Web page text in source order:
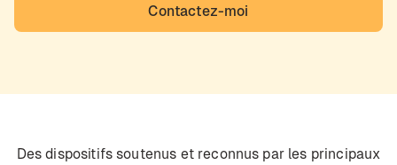
Contactez-moi
Des dispositifs soutenus et reconnus par les principaux